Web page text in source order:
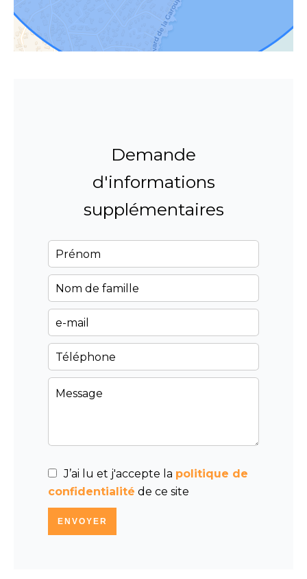
Demande
d'informations
supplémentaires
J’ai lu et j'accepte la politique de
confidentialité de ce site
ENVOYER